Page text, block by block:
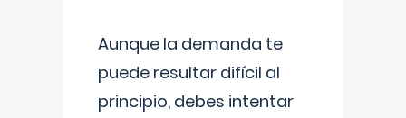
Aunque la demanda te
puede resultar difícil al
principio, debes intentar